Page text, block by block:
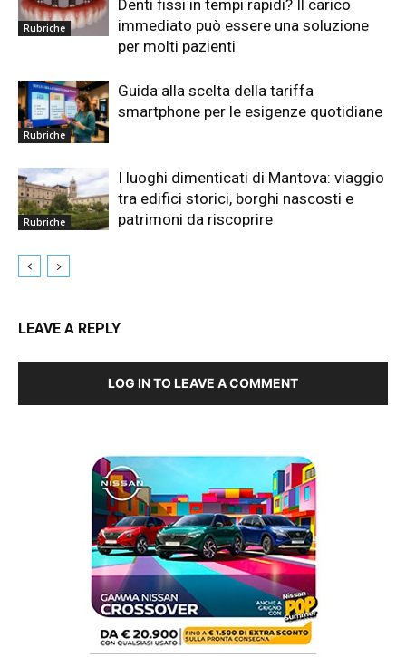
Rubriche
Denti fissi in tempi rapidi? Il carico
immediato può essere una soluzione
per molti pazienti
Rubriche
Guida alla scelta della tariffa
smartphone per le esigenze quotidiane
Rubriche
I luoghi dimenticati di Mantova: viaggio
tra edifici storici, borghi nascosti e
patrimoni da riscoprire
LEAVE A REPLY
LOG IN TO LEAVE A COMMENT